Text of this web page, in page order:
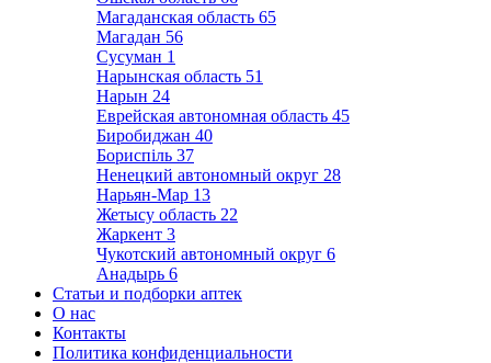
Магаданская область 65
Магадан 56
Сусуман 1
Нарынская область 51
Нарын 24
Еврейская автономная область 45
Биробиджан 40
Бориспіль 37
Ненецкий автономный округ 28
Нарьян-Мар 13
Жетысу область 22
Жаркент 3
Чукотский автономный округ 6
Анадырь 6
Статьи и подборки аптек
О нас
Контакты
Политика конфиденциальности